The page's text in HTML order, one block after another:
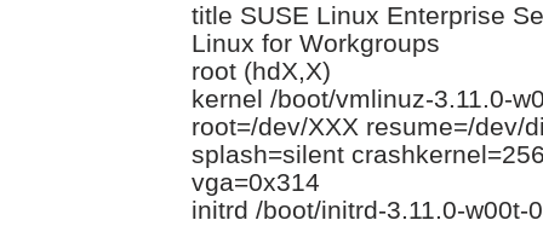
title SUSE Linux Enterprise
Linux for Workgroups
root (hdX,X)
kernel /boot/vmlinuz-3.11.0-
root=/dev/XXX resume=/dev/
splash=silent
vga=0x314
initrd /boot/initrd-3.11.0-w00t-